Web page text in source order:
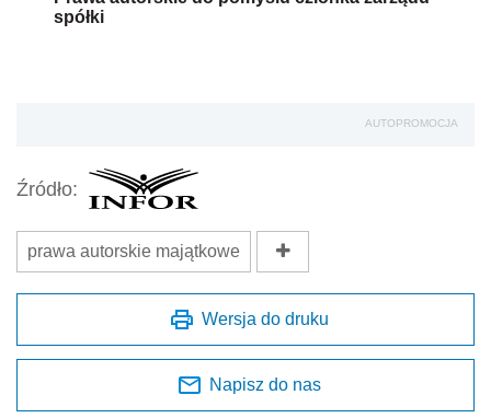
spółki
AUTOPROMOCJA
Źródło:
prawa autorskie majątkowe
Wersja do druku
Napisz do nas